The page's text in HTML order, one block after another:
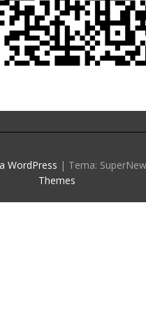
WordPress | Tema:
Themes